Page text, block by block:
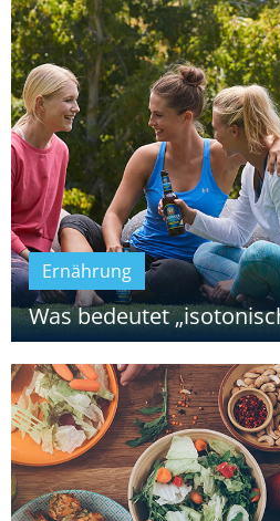
Ernährung
Was bedeutet